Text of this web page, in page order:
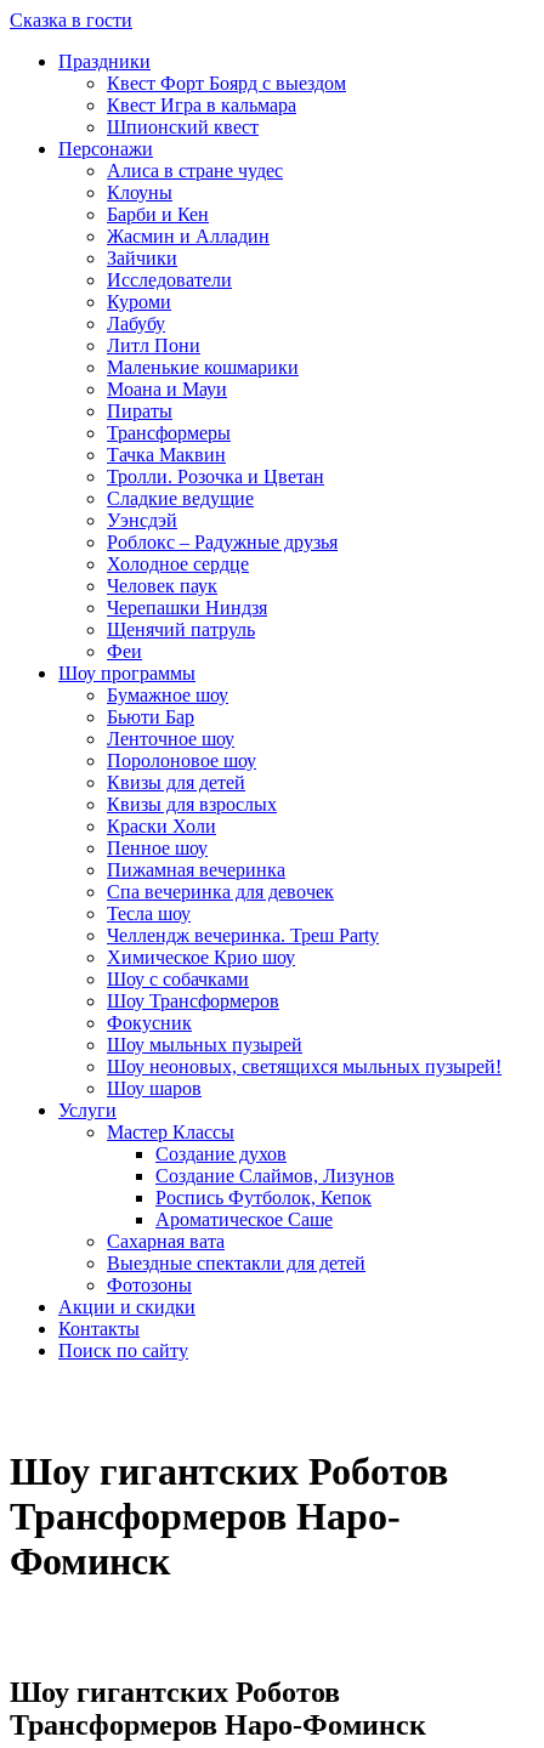
Сказка в гости
Праздники
Квест Форт Боярд с выездом
Квест Игра в кальмара
Шпионский квест
Персонажи
Алиса в стране чудес
Клоуны
Барби и Кен
Жасмин и Алладин
Зайчики
Исследователи
Куроми
Лабубу
Литл Пони
Маленькие кошмарики
Моана и Мауи
Пираты
Трансформеры
Тачка Маквин
Тролли. Розочка и Цветан
Сладкие ведущие
Уэнсдэй
Роблокс – Радужные друзья
Холодное сердце
Человек паук
Черепашки Ниндзя
Щенячий патруль
Феи
Шоу программы
Бумажное шоу
Бьюти Бар
Ленточное шоу
Поролоновое шоу
Квизы для детей
Квизы для взрослых
Краски Холи
Пенное шоу
Пижамная вечеринка
Спа вечеринка для девочек
Тесла шоу
Челлендж вечеринка. Треш Party
Химическое Крио шоу
Шоу с собачками
Шоу Трансформеров
Фокусник
Шоу мыльных пузырей
Шоу неоновых, светящихся мыльных пузырей!
Шоу шаров
Услуги
Мастер Классы
Создание духов
Создание Слаймов, Лизунов
Роспись Футболок, Кепок
Ароматическое Саше
Сахарная вата
Выездные спектакли для детей
Фотозоны
Акции и скидки
Контакты
Поиск по сайту
Шоу гигантских Роботов
Трансформеров Наро-
Фоминск
Шоу гигантских Роботов
Трансформеров Наро-Фоминск